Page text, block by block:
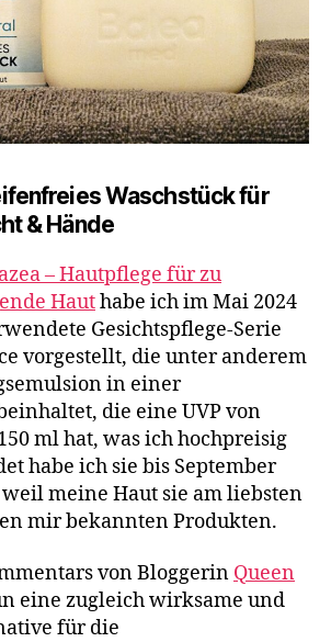
Waschstück für
& Hände
– Hautpflege für zu
Hauthabe ich im Mai 2024
Gesichtspflege-Serie
vorgestellt, die unter anderem
in einer
die eine UVP von
ml hat, was ich hochpreisig
habe ich sie bis September
weil meine Haut sie am liebsten
mir bekannten Produkten.
von Bloggerin Queen
eine zugleich wirksame und
für die